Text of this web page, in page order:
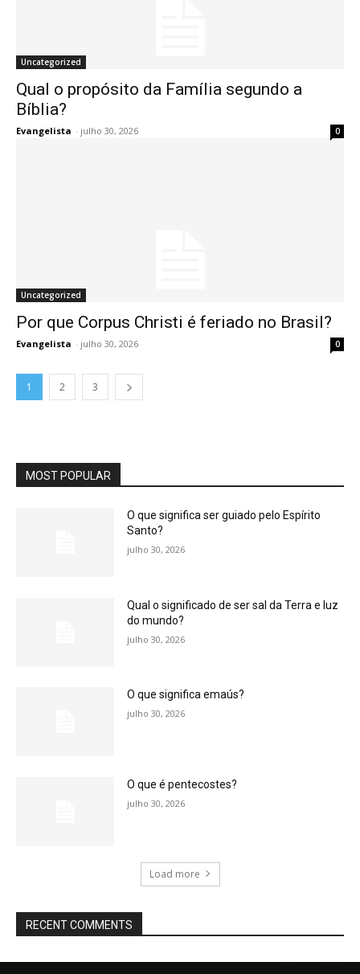
Uncategorized
Qual o propósito da Família segundo a
Bíblia?
Evangelista - julho 30, 2026 0
Uncategorized
Por que Corpus Christi é feriado no Brasil?
Evangelista - julho 30, 2026 0
1 2 3
MOST POPULAR
O que significa ser guiado pelo Espírito
Santo?
julho 30, 2026
Qual o significado de ser sal da Terra e luz
do mundo?
julho 30, 2026
O que significa emaús?
julho 30, 2026
O que é pentecostes?
julho 30, 2026
Load more
RECENT COMMENTS